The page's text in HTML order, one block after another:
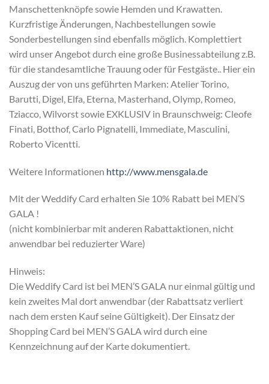
Manschettenknöpfe sowie Hemden und Krawatten.
Kurzfristige Änderungen, Nachbestellungen sowie
Sonderbestellungen sind ebenfalls möglich. Komplettiert
wird unser Angebot durch eine große Businessabteilung z.B.
für die standesamtliche Trauung oder für Festgäste.. Hier ein
Auszug der von uns geführten Marken: Atelier Torino,
Barutti, Digel, Elfa, Eterna, Masterhand, Olymp, Romeo,
Tziacco, Wilvorst sowie EXKLUSIV in Braunschweig: Cleofe
Finati, Botthof, Carlo Pignatelli, Immediate, Masculini,
Roberto Vicentti.
Weitere Informationen http://www.mensgala.de
Mit der Weddify Card erhalten Sie 10% Rabatt bei MEN’S
GALA !
(nicht kombinierbar mit anderen Rabattaktionen, nicht
anwendbar bei reduzierter Ware)
Hinweis:
Die Weddify Card ist bei MEN’S GALA nur einmal gültig und
kein zweites Mal dort anwendbar (der Rabattsatz verliert
nach dem ersten Kauf seine Gültigkeit). Der Einsatz der
Shopping Card bei MEN’S GALA wird durch eine
Kennzeichnung auf der Karte dokumentiert.